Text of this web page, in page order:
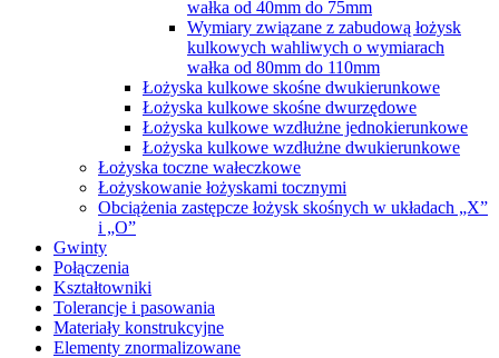
wałka od 40mm do 75mm
Wymiary związane z zabudową łożysk
kulkowych wahliwych o wymiarach
wałka od 80mm do 110mm
Łożyska kulkowe skośne dwukierunkowe
Łożyska kulkowe skośne dwurzędowe
Łożyska kulkowe wzdłużne jednokierunkowe
Łożyska kulkowe wzdłużne dwukierunkowe
Łożyska toczne wałeczkowe
Łożyskowanie łożyskami tocznymi
Obciążenia zastępcze łożysk skośnych w układach „X”
i „O”
Gwinty
Połączenia
Kształtowniki
Tolerancje i pasowania
Materiały konstrukcyjne
Elementy znormalizowane